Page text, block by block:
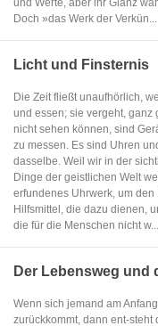
und Werte, aber ihr Glanz
Doch »das Werk der Verkün...
Licht und Finsternis
Die Zeit fließt unaufhörlich,
und essen; sie vergeht, ganz
nicht sehen können, sind
zu messen. Es sind Uhren
dasselbe. Weil wir in der
Dinge der geistlichen Welt
erfundenes Uhrwerk, um
Hilfsmittel, die dazu dienen,
die für die Menschen nicht w...
Der Lebensweg und
Wenn sich jemand am
zurückkommt, dann ent-steht